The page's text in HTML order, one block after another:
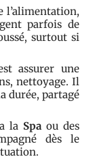
l’alimentation,
parfois de
surtout si
assurer une
nettoyage. Il
durée, partagé
la Spa ou des
dès le